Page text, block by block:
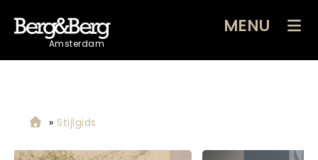
Amsterdam
MENU
» Stijlgids